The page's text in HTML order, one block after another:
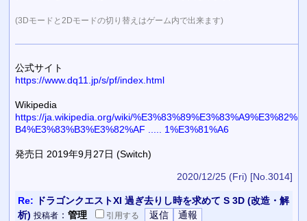
(3Dモードと2Dモードの切り替えはゲーム内で出来ます)
公式サイト
https://www.dq11.jp/s/pf/index.html
Wikipedia
https://ja.wikipedia.org/wiki/%E3%83%89%E3%83%A9%E3%82%
B4%E3%83%B3%E3%82%AF ..... 1%E3%81%A6
発売日 2019年9月27日 (Switch)
2020/12/25 (Fri) [No.3014]
Re: ドラゴンクエストXI 過ぎ去りし時を求めて S 3D (改造・解
析) 投稿者： 管理 引用する